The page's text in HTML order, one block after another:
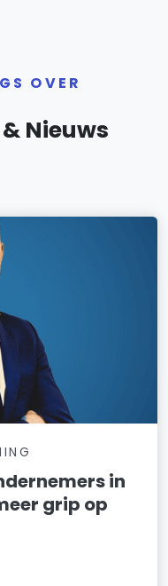
OVER
Nieuws
in
grip op